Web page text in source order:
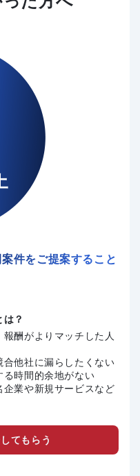
件をご提案すること
？
酬がよりマッチした人
他社に漏らしたくない
時間的余地がない
業や新規サービスなど
てもらう